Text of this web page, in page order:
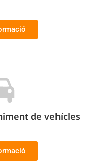
de vehícles